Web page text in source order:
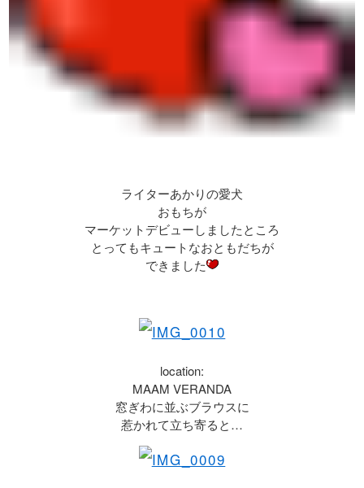
ライターあかりの愛犬
おもちが
マーケットデビューしましたところ
とってもキュートなおともだちが
できました
location:
MAAM VERANDA
窓ぎわに並ぶブラウスに
惹かれて立ち寄ると…